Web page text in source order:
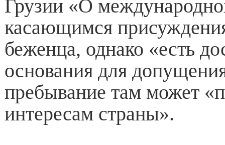
Грузии «О
касающимся
беженца, однако «есть
основания для
пребывание там может
интересам страны».